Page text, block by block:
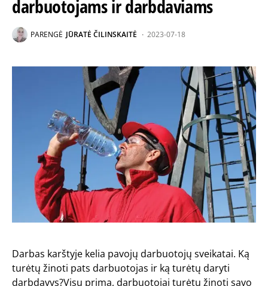
darbuotojams ir darbdaviams
PARENGĖ JŪRATĖ ČILINSKAITĖ 2023-07-18
Darbas karštyje kelia pavojų darbuotojų sveikatai. Ką
turėtų žinoti pats darbuotojas ir ką turėtų daryti
darbdavys?Visų prima, darbuotojai turėtų žinoti savo